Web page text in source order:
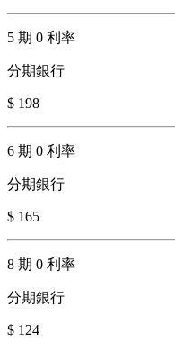
5 期 0 利率
分期銀行
$ 198
6 期 0 利率
分期銀行
$ 165
8 期 0 利率
分期銀行
$ 124